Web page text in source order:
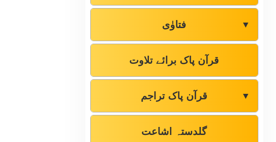
فتاوٰی ▼
قرآن پاک برائے تلاوت
قرآن پاک تراجم ▼
گلدستہ اشاعت